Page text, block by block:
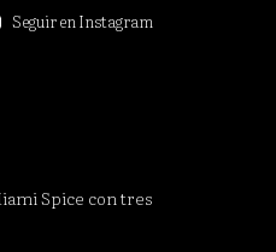
Seguir en Instagram
Spice con tres